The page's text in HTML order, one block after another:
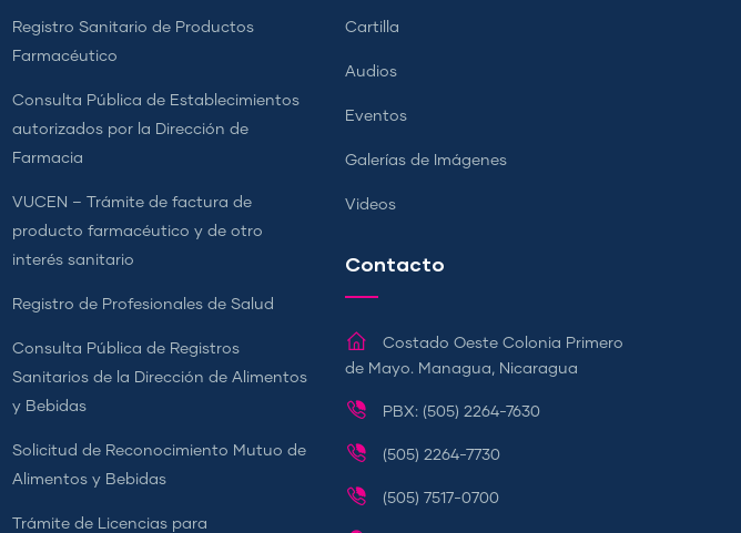
Registro Sanitario de Productos
Farmacéutico
Consulta Pública de Establecimientos
autorizados por la Dirección de
Farmacia
VUCEN – Trámite de factura de
producto farmacéutico y de otro
interés sanitario
Registro de Profesionales de Salud
Consulta Pública de Registros
Sanitarios de la Dirección de Alimentos
y Bebidas
Solicitud de Reconocimiento Mutuo de
Alimentos y Bebidas
Trámite de Licencias para
Cartilla
Audios
Eventos
Galerías de Imágenes
Videos
Contacto
Costado Oeste Colonia Primero
de Mayo. Managua, Nicaragua
PBX: (505) 2264-7630
(505) 2264-7730
(505) 7517-0700